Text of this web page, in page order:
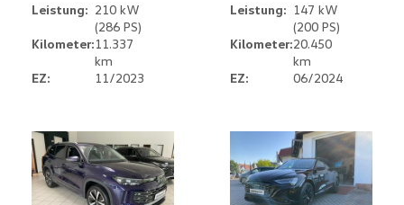
Leistung: 210 kW
(286 PS)
Kilometer:11.337
km
EZ:
11/2023
Leistung: 147 kW
(200 PS)
Kilometer:20.450
km
EZ:
06/2024